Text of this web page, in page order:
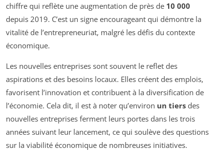
chiffre qui reflète une augmentation de près de 10 000
depuis 2019. C’est un signe encourageant qui démontre la
vitalité de l’entrepreneuriat, malgré les défis du contexte
économique.
Les nouvelles entreprises sont souvent le reflet des
aspirations et des besoins locaux. Elles créent des emplois,
favorisent l’innovation et contribuent à la diversification de
l’économie. Cela dit, il est à noter qu’environ un tiers des
nouvelles entreprises ferment leurs portes dans les trois
années suivant leur lancement, ce qui soulève des questions
sur la viabilité économique de nombreuses initiatives.